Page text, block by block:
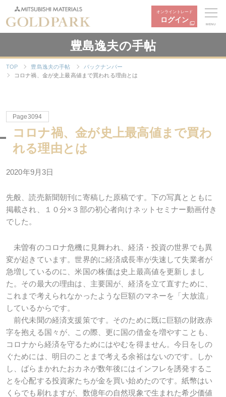
オンライントレード
ログイン
MENU
豊島逸夫の手帖
TOP 豊島逸夫の手帖
バックナンバー
コロナ禍、金が史上最高値まで買われる理由とは
Page3094
コロナ禍、金が史上最高値まで買わ
れる理由とは
2020年9月3日
先般、読売新聞朝刊に寄稿した原稿です。下の写真とともに
掲載され、１０分×３部の初心者向けネットセミナー動画付き
でした。
未曽有のコロナ危機に見舞われ、経済・投資の世界でも異
変が起きています。世界的に経済成長率が失速して失業者が
急増しているのに、米国の株価は史上最高値を更新しまし
た。その最大の理由は、主要国が、経済を立て直すために、
これまで考えられなかったような巨額のマネーを「大放流」
しているからです。
前代未聞の経済支援策です。そのために既に巨額の財政赤
字を抱える国々が、この際、更に国の借金を増やすことも、
コロナから経済を守るためにはやむを得ません。今日をしの
ぐためには、明日のことまで考える余裕はないのです。しか
し、ばらまかれたおカネが数年後にはインフレを誘発するこ
とを心配する投資家たちが金を買い始めたのです。紙幣はい
くらでも刷れますが、数億年の自然現象で生まれた希少価値